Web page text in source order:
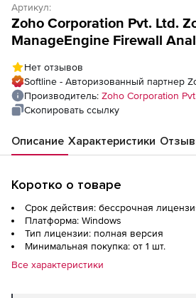
Артикул:
Zoho Corporation Pvt. Ltd.
ManageEngine Firewall
Model Single Installation),
Pack
Нет отзывов
Softline - Авторизованный партнер
Производитель: Zoho Corporation
Скопировать ссылку
Описание Характеристики
Коротко о товаре
Срок действия: бессрочная
Платформа: Windows
Тип лицензии: полная версия
Минимальная покупка: от 1 шт.
Все характеристики